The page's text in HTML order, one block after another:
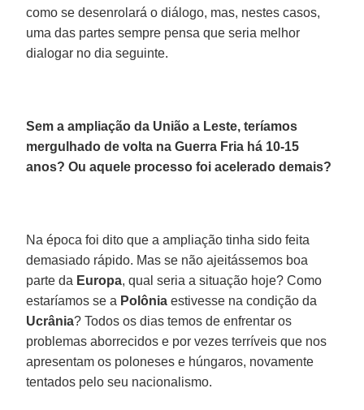
como se desenrolará o diálogo, mas, nestes casos,
uma das partes sempre pensa que seria melhor
dialogar no dia seguinte.
Sem a ampliação da União a Leste, teríamos
mergulhado de volta na Guerra Fria há 10-15
anos? Ou aquele processo foi acelerado demais?
Na época foi dito que a ampliação tinha sido feita
demasiado rápido. Mas se não ajeitássemos boa
parte da Europa, qual seria a situação hoje? Como
estaríamos se a Polônia estivesse na condição da
Ucrânia? Todos os dias temos de enfrentar os
problemas aborrecidos e por vezes terríveis que nos
apresentam os poloneses e húngaros, novamente
tentados pelo seu nacionalismo.